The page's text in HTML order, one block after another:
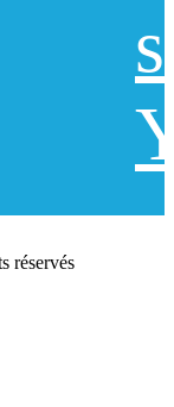
réservés